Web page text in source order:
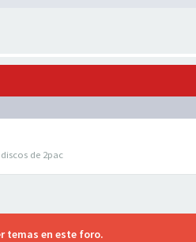
de 2pac
temas en este foro.